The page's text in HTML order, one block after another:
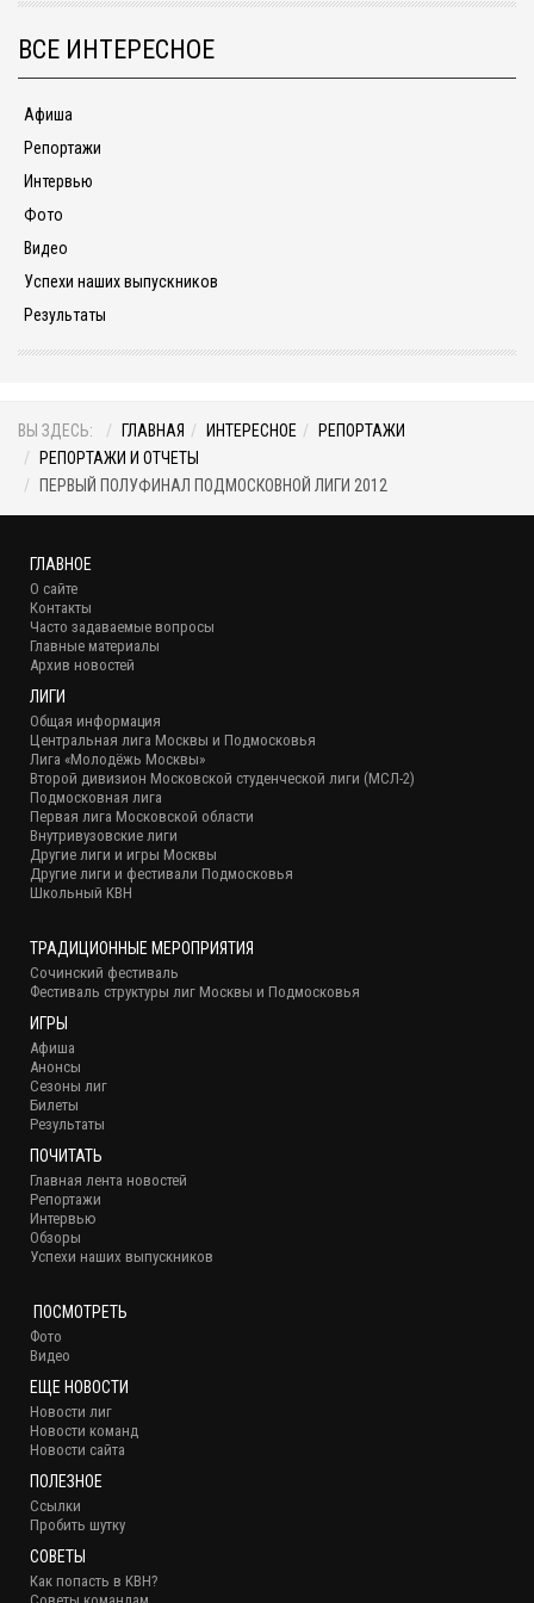
ВСЕ ИНТЕРЕСНОЕ
Афиша
Репортажи
Интервью
Фото
Видео
Успехи наших выпускников
Результаты
ВЫ ЗДЕСЬ: ГЛАВНАЯ ИНТЕРЕСНОЕ
РЕПОРТАЖИ
РЕПОРТАЖИ И ОТЧЕТЫ
ПЕРВЫЙ ПОЛУФИНАЛ ПОДМОСКОВНОЙ ЛИГИ 2012
ГЛАВНОЕ
О сайте
Контакты
Часто задаваемые вопросы
Главные материалы
Архив новостей
ЛИГИ
Общая информация
Центральная лига Москвы и Подмосковья
Лига «Молодёжь Москвы»
Второй дивизион Московской студенческой лиги (МСЛ-2)
Подмосковная лига
Первая лига Московской области
Внутривузовские лиги
Другие лиги и игры Москвы
Другие лиги и фестивали Подмосковья
Школьный КВН
ТРАДИЦИОННЫЕ МЕРОПРИЯТИЯ
Сочинский фестиваль
Фестиваль структуры лиг Москвы и Подмосковья
ИГРЫ
Афиша
Анонсы
Сезоны лиг
Билеты
Результаты
ПОЧИТАТЬ
Главная лента новостей
Репортажи
Интервью
Обзоры
Успехи наших выпускников
ПОСМОТРЕТЬ
Фото
Видео
ЕЩЕ НОВОСТИ
Новости лиг
Новости команд
Новости сайта
ПОЛЕЗНОЕ
Ссылки
Пробить шутку
СОВЕТЫ
Как попасть в КВН?